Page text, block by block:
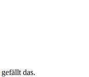
gefällt das.